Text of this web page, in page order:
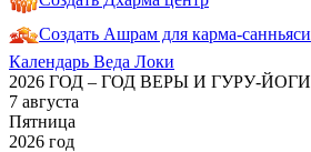
Создать Ашрам для карма-санньяси
Календарь Веда Локи
2026 ГОД – ГОД ВЕРЫ И ГУРУ-ЙОГИ
7 августа
Пятница
2026 год